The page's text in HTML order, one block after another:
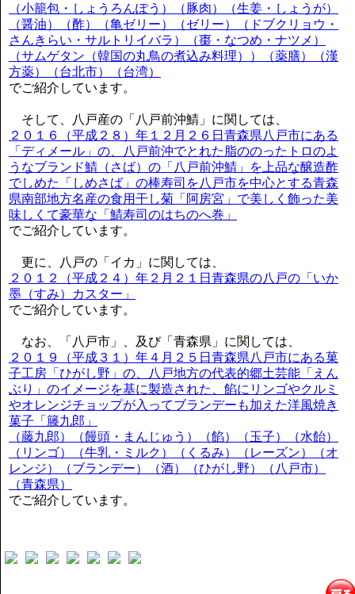
（小籠包・しょうろんぽう）（豚肉）（生姜・しょうが）
（醤油）（酢）（亀ゼリー）（ゼリー）（ドブクリョウ・
さんきらい・サルトリイバラ）（棗・なつめ・ナツメ）
（サムゲタン（韓国の丸鳥の煮込み料理））（薬膳）（漢
方薬）（台北市）（台湾）
でご紹介しています。
そして、八戸産の「八戸前沖鯖」に関しては、
２０１６（平成２８）年１２月２６日青森県八戸市にある
「ディメール」の、八戸前沖でとれた脂ののったトロのよ
うなブランド鯖（さば）の「八戸前沖鯖」を上品な醸造酢
でしめた「しめさば」の棒寿司を八戸市を中心とする青森
県南部地方名産の食用干し菊「阿房宮」で美しく飾った美
味しくて豪華な「鯖寿司のはちのへ巻」
でご紹介しています。
更に、八戸の「イカ」に関しては、
２０１２（平成２４）年２月２１日青森県の八戸の「いか
墨（すみ）カスター」
でご紹介しています。
なお、「八戸市」、及び「青森県」に関しては、
２０１９（平成３１）年４月２５日青森県八戸市にある菓
子工房「ひがし野」の、八戸地方の代表的郷土芸能「えん
ぶり」のイメージを基に製造された、餡にリンゴやクルミ
やオレンジチョップが入ってブランデーも加えた洋風焼き
菓子「籐九郎」
（藤九郎）（饅頭・まんじゅう）（餡）（玉子）（水飴）
（リンゴ）（牛乳・ミルク）（くるみ）（レーズン）（オ
レンジ）（ブランデー）（酒）（ひがし野）（八戸市）
（青森県）
でご紹介しています。